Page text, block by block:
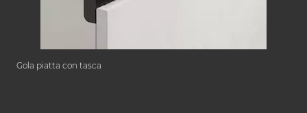
Gola piatta con tasca